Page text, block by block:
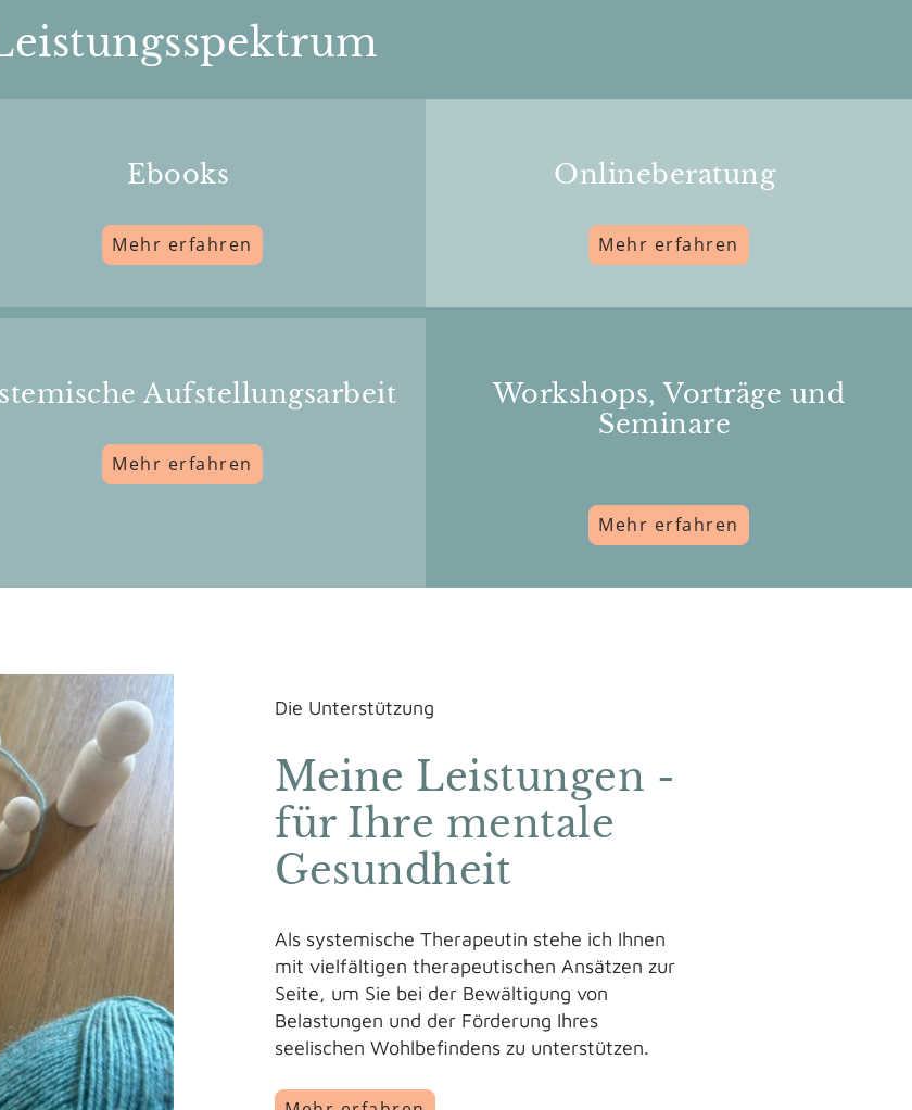
Ebooks
Mehr erfahren
Onlineberatung
Mehr erfahren
Aufstellungsarbeit
Mehr erfahren
Workshops, Vorträge und
Seminare
Mehr erfahren
Die Unterstützung
Meine Leistungen -
für Ihre mentale
Gesundheit
Als systemische Therapeutin stehe ich Ihnen
mit vielfältigen therapeutischen Ansätzen zur
Seite, um Sie bei der Bewältigung von
Belastungen und der Förderung Ihres
seelischen Wohlbefindens zu unterstützen.